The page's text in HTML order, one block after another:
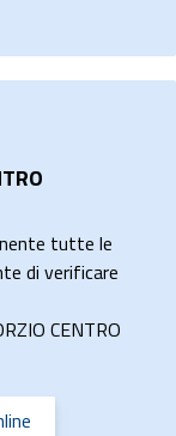
tutte le
di verificare
CENTRO